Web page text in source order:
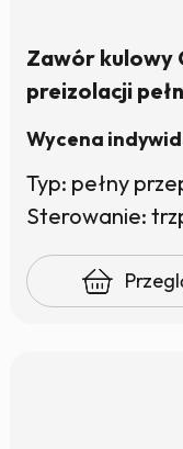
Zawór kulowy
preizolacji
Wycena
Typ: pełny